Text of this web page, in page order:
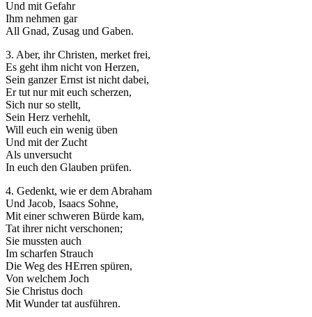
Und mit Gefahr
Ihm nehmen gar
All Gnad, Zusag und Gaben.
3. Aber, ihr Christen, merket frei,
Es geht ihm nicht von Herzen,
Sein ganzer Ernst ist nicht dabei,
Er tut nur mit euch scherzen,
Sich nur so stellt,
Sein Herz verhehlt,
Will euch ein wenig üben
Und mit der Zucht
Als unversucht
In euch den Glauben prüfen.
4. Gedenkt, wie er dem Abraham
Und Jacob, Isaacs Sohne,
Mit einer schweren Bürde kam,
Tat ihrer nicht verschonen;
Sie mussten auch
Im scharfen Strauch
Die Weg des HErren spüren,
Von welchem Joch
Sie Christus doch
Mit Wunder tat ausführen.